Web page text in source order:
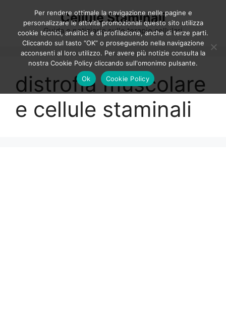
contenuto
Cellule Staminali
Guida e notiziario sulle terapie cellulari
distrofia muscolare
e cellule staminali
Per rendere ottimale la navigazione nelle pagine e
personalizzare le attività promozionali questo sito utilizza
cookie tecnici, analitici e di profilazione, anche di terze parti.
Cliccando sul tasto “OK” o proseguendo nella navigazione
acconsenti al loro utilizzo. Per avere più notizie consulta la
nostra Cookie Policy cliccando sull'omonimo pulsante.
Ok
Cookie Policy